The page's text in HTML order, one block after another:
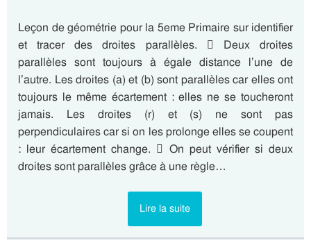
Leçon de géométrie pour la 5eme Primaire sur identifier
et tracer des droites parallèles.  Deux droites
parallèles sont toujours à égale distance l’une de
l’autre. Les droites (a) et (b) sont parallèles car elles ont
toujours le même écartement : elles ne se toucheront
jamais. Les droites (r) et (s) ne sont pas
perpendiculaires car si on les prolonge elles se coupent
: leur écartement change.  On peut vérifier si deux
droites sont parallèles grâce à une règle…
Lire la suite